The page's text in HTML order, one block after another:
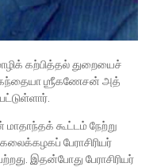
கற்பித்தல் துறையைச்
ஶ்ரீகணேசன் அத்
கூட்டம் நேற்று
பேராசிரியர்
இதன்போது பேராசிரியர்